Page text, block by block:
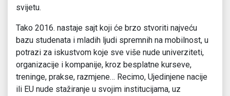
svijetu.
Tako 2016. nastaje sajt koji će brzo stvoriti najveću
bazu studenata i mladih ljudi spremnih na mobilnost, u
potrazi za iskustvom koje sve više nude univerziteti,
organizacije i kompanije, kroz besplatne kurseve,
treninge, prakse, razmjene… Recimo, Ujedinjene nacije
ili EU nude stažiranje u svojim institucijama, uz